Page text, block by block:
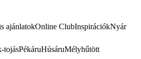
ajánlatokOnline ClubInspirációkNyár
tojásPékáruHúsáruMélyhűtött